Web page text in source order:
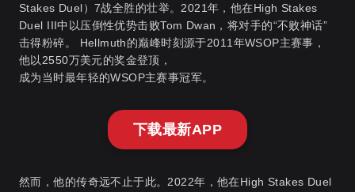
Stakes Duel）7战全胜的壮举。2021年，他在High Stakes
Duel III中以压倒性优势击败Tom Dwan，将对手的“不败神话”
击得粉碎。 Hellmuth的巅峰时刻源于2011年WSOP主赛事，
他以2550万美元的奖金登顶，
成为当时最年轻的WSOP主赛事冠军。
下载最新APP
然而，他的传奇远不止于此。2022年，他在High Stakes Duel